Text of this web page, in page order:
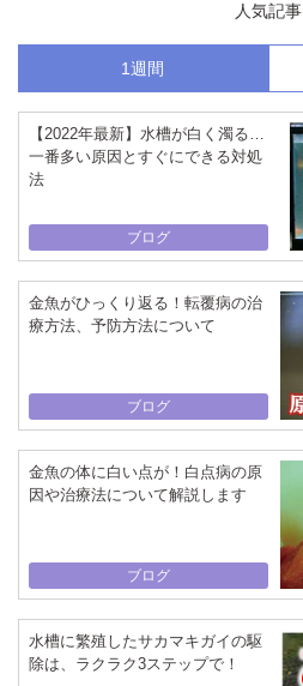
人気記事
1週間
【2022年最新】水槽が白く濁る…
一番多い原因とすぐにできる対処
法
ブログ
金魚がひっくり返る！転覆病の治
療方法、予防方法について
ブログ
金魚の体に白い点が！白点病の原
因や治療法について解説します
ブログ
水槽に繁殖したサカマキガイの駆
除は、ラクラク3ステップで！